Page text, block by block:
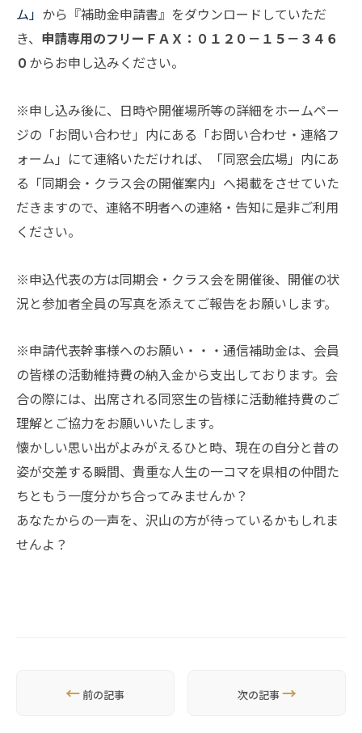
ム」 から『補助金申請書』をダウンロードしていただ
き、 申請専用のフリーＦＡＸ：０１２０－１５－３４６
０ からお申し込みください。
※申し込み後に、日時や開催場所等の詳細をホームペー
ジの「お問い合わせ」内にある「お問い合わせ・連絡フ
ォーム」にて連絡いただければ、「同窓会広場」内にあ
る「同期会・クラス会の開催案内」へ掲載をさせていた
だきますので、連絡不明者への連絡・告知に是非ご利用
ください。
※申込代表の方は同期会・クラス会を開催後、開催の状
況と参加者全員の写真を添えてご報告をお願いします。
※申請代表幹事様へのお願い・・・通信補助金は、会員
の皆様の活動維持費の納入金から支出しております。会
合の際には、出席される同窓生の皆様に活動維持費のご
理解とご協力をお願いいたします。
懐かしい思い出がよみがえるひと時、現在の自分と昔の
姿が交差する瞬間、貴重な人生の一コマを県相の仲間た
ちともう一度分かち合ってみませんか？
あなたからの一声を、沢山の方が待っているかもしれま
せんよ？
← 前の記事 次の記事→